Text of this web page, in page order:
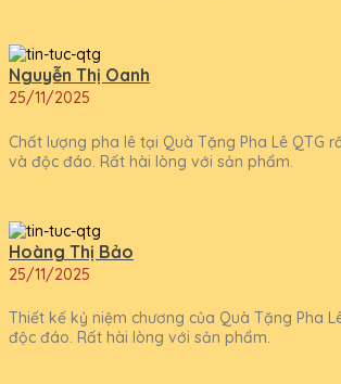
Nguyễn Thị Oanh
25/11/2025
Chất lượng pha lê tại Quà Tặng Pha Lê QTG
và độc đáo. Rất hài lòng với sản phẩm.
Hoàng Thị Bảo
25/11/2025
Thiết kế kỷ niệm chương của Quà Tặng Pha
độc đáo. Rất hài lòng với sản phẩm.